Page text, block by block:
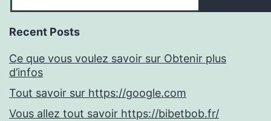
Recent Posts
Ce que vous voulez savoir sur Obtenir plus
d’infos
Tout savoir sur https://google.com
Vous allez tout savoir https://bibetbob.fr/